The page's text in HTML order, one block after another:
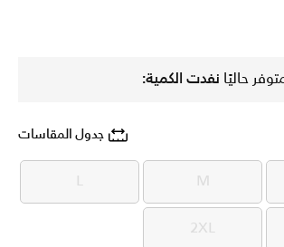
حاليًا نفدت الكمية:
جدول المقاسات
M
M
L
L
2XL
2XL